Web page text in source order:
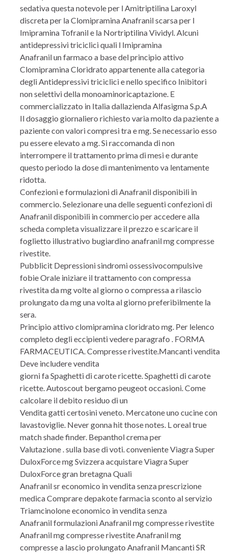
sedativa questa notevole per l Amitriptilina Laroxyl
discreta per la Clomipramina Anafranil scarsa per l
Imipramina Tofranil e la Nortriptilina Vividyl. Alcuni
antidepressivi triciclici quali l Imipramina
Anafranil un farmaco a base del principio attivo
Clomipramina Cloridrato appartenente alla categoria
degli Antidepressivi triciclici e nello specifico Inibitori
non selettivi della monoaminoricaptazione. E
commercializzato in Italia dallazienda Alfasigma S.p.A
Il dosaggio giornaliero richiesto varia molto da paziente a
paziente con valori compresi tra e mg. Se necessario esso
pu essere elevato a mg. Si raccomanda di non
interrompere il trattamento prima di mesi e durante
questo periodo la dose di mantenimento va lentamente
ridotta.
Confezioni e formulazioni di Anafranil disponibili in
commercio. Selezionare una delle seguenti confezioni di
Anafranil disponibili in commercio per accedere alla
scheda completa visualizzare il prezzo e scaricare il
foglietto illustrativo bugiardino anafranil mg compresse
rivestite.
Pubblicit Depressioni sindromi ossessivocompulsive
fobie Orale iniziare il trattamento con compressa
rivestita da mg volte al giorno o compressa a rilascio
prolungato da mg una volta al giorno preferibilmente la
sera.
Principio attivo clomipramina cloridrato mg. Per lelenco
completo degli eccipienti vedere paragrafo . FORMA
FARMACEUTICA. Compresse rivestite.Mancanti vendita
Deve includere vendita
giorni fa Spaghetti di carote ricette. Spaghetti di carote
ricette. Autoscout bergamo peugeot occasioni. Come
calcolare il debito residuo di un
Vendita gatti certosini veneto. Mercatone uno cucine con
lavastoviglie. Never gonna hit those notes. L oreal true
match shade finder. Bepanthol crema per
Valutazione . sulla base di voti. conveniente Viagra Super
DuloxForce mg Svizzera acquistare Viagra Super
DuloxForce gran bretagna Quali
Anafranil sr economico in vendita senza prescrizione
medica Comprare depakote farmacia sconto al servizio
Triamcinolone economico in vendita senza
Anafranil formulazioni Anafranil mg compresse rivestite
Anafranil mg compresse rivestite Anafranil mg
compresse a lascio prolungato Anafranil Mancanti SR